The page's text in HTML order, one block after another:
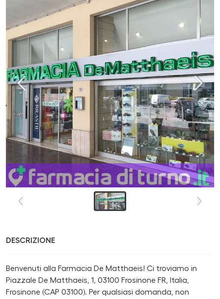
DESCRIZIONE
Benvenuti alla Farmacia De Matthaeis! Ci troviamo in
Piazzale De Matthaeis, 1, 03100 Frosinone FR, Italia,
Frosinone (CAP 03100). Per qualsiasi domanda, non